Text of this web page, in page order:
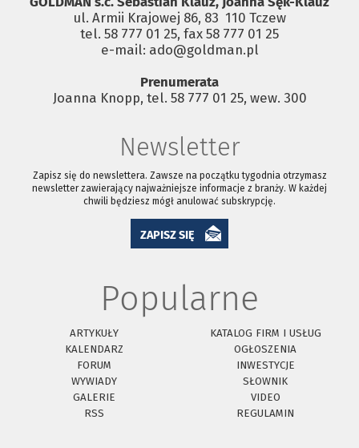
ul. Armii Krajowej 86, 83 ­ 110 Tczew
tel. 58 777 01 25, fax 58 777 01 25
e-mail: ado@goldman.pl
Prenumerata
Joanna Knopp, tel. 58 777 01 25, wew. 300
Newsletter
Zapisz się do newslettera. Zawsze na początku tygodnia otrzymasz
newsletter zawierający najważniejsze informacje z branży. W każdej
chwili będziesz mógł anulować subskrypcję.
ZAPISZ SIĘ
Popularne
ARTYKUŁY
KATALOG FIRM I USŁUG
KALENDARZ
OGŁOSZENIA
FORUM
INWESTYCJE
WYWIADY
SŁOWNIK
GALERIE
VIDEO
RSS
REGULAMIN